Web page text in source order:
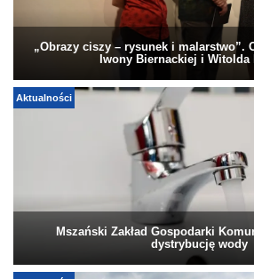
„Obrazy ciszy – rysunek i malarstwo”.
Iwony Biernackiej i Witolda
Aktualności
Mszański Zakład Gospodarki
dystrybucję wody